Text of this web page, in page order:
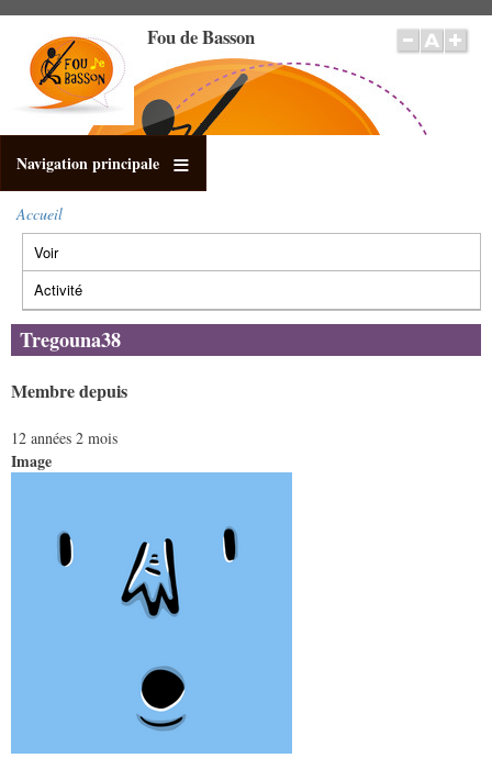
contenu
principal
Fou de Basson
Navigation principale
Fil
d'Ariane
Accueil
Onglets
principaux
Voir(onglet
actif)
Activité
Tregouna38
Membre depuis
12 années 2 mois
Image